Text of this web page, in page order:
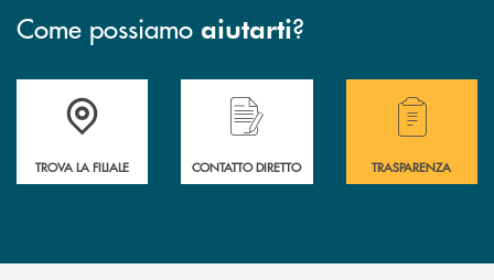
Come possiamo aiutarti?
Accedi all' elenco completo delle filiali della Bcc
TROVA LA FILIALE
Hai bisogno di assistenza immediata?
CONTATTO DIRETTO
Hai bisogno di
TRASPARENZA